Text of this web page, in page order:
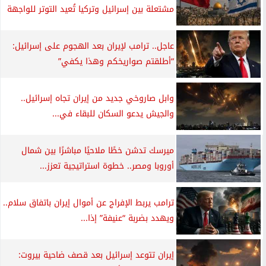
مشتعلة بين إسرائيل وتركيا تُعيد التوتر للواجهة
عاجل.. ترامب لإيران بعد الهجوم على إسرائيل:
“أطلقتم صواريخكم وهذا يكفي”
وابل صاروخي جديد من إيران تجاه إسرائيل..
والجيش يدعو السكان للبقاء في...
ميرسك تدشن خطًا ملاحيًا مباشرًا بين شمال
أوروبا ومصر.. خطوة استراتيجية تعزز...
ترامب يربط الإفراج عن أموال إيران باتفاق سلام..
ويهدد بضربة “عنيفة” إذا...
إيران تتوعد إسرائيل بعد قصف ضاحية بيروت: